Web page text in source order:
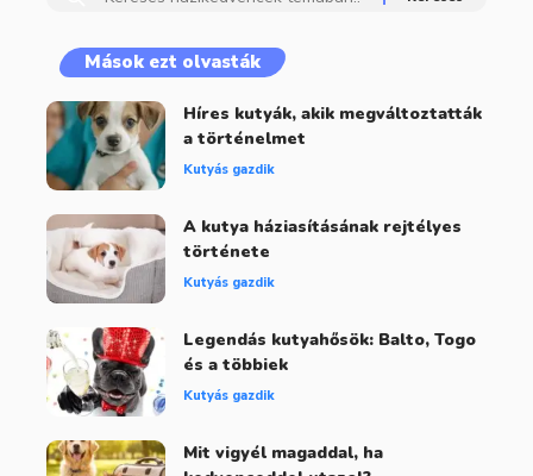
Mások ezt olvasták
Híres kutyák, akik megváltoztatták
a történelmet
Kutyás gazdik
A kutya háziasításának rejtélyes
története
Kutyás gazdik
Legendás kutyahősök: Balto, Togo
és a többiek
Kutyás gazdik
Mit vigyél magaddal, ha